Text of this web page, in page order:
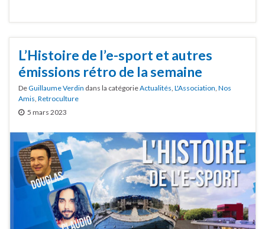
L’Histoire de l’e-sport et autres
émissions rétro de la semaine
DeGuillaume Verdin dans la catégorieActualités L'Association Nos
Amis Retroculture
5 mars 2023